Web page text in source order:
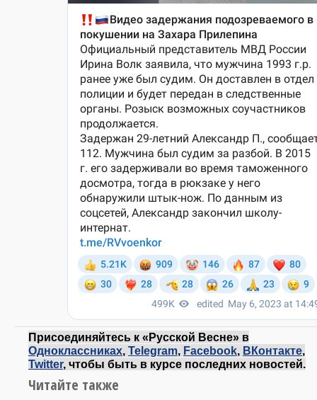
Присоединяйтесь к «Русской Весне» в
Одноклассниках, Telegram, Facebook, ВКонтакте,
Twitter, чтобы быть в курсе последних новостей.
Читайте также